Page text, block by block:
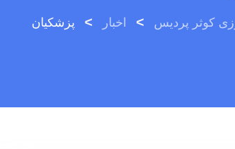
کوثر پردیس > اخبار > پزشکیان